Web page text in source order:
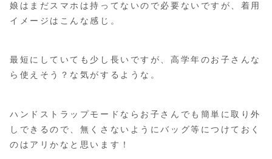
娘はまだスマホは持ってないので必要ないですが、着用
イメージはこんな感じ。
最短にしていても少し長いですが、高学年のお子さんな
ら使えそう？な気がするような。
ハンドストラップモードならお子さんでも簡単に取り外
しできるので、無くさないようにバッグ等につけておく
のはアリかなと思います！